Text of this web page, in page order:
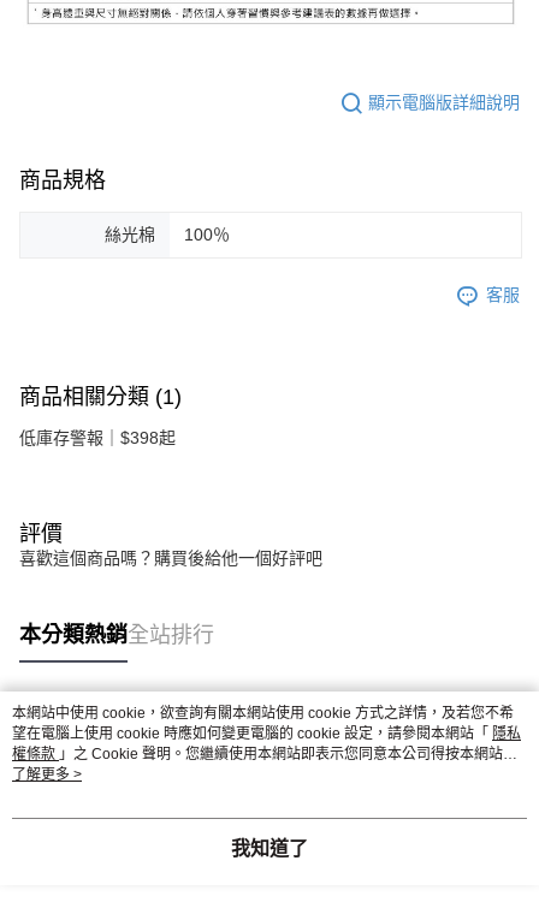
顯示電腦版詳細說明
商品規格
絲光棉 100％
客服
商品相關分類 (1)
低庫存警報｜$398起
評價
喜歡這個商品嗎？購買後給他一個好評吧
本分類熱銷全站排行
熱門標籤
本網站中使用 cookie，欲查詢有關本網站使用 cookie 方式之詳情，及若您不希
望在電腦上使用 cookie 時應如何變更電腦的 cookie 設定，請參閱本網站「 隱私
權條款 」之 Cookie 聲明。您繼續使用本網站即表示您同意本公司得按本網站使
用條款之 Cookie 聲明使用 cookie。
了解更多 >
我知道了